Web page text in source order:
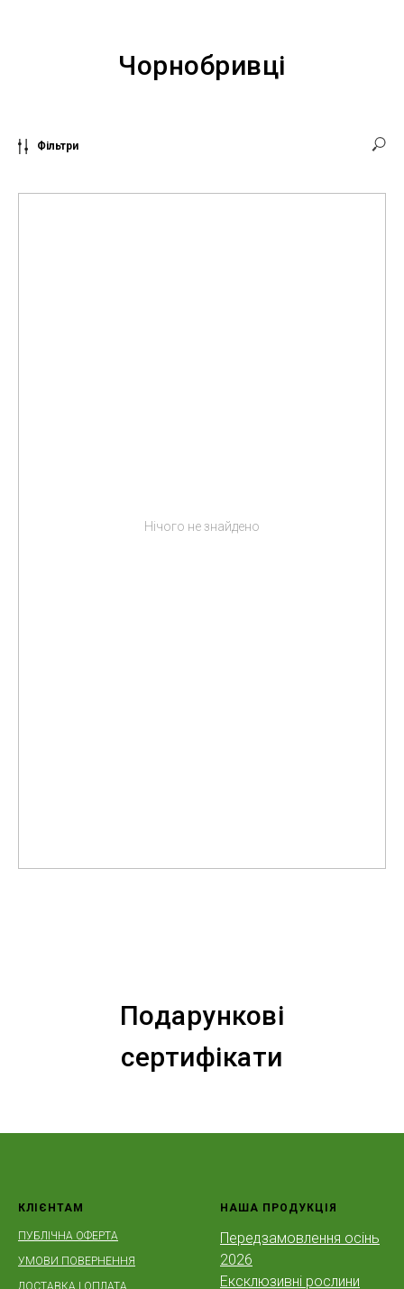
Чорнобривці
Фільтри
Нічого не знайдено
Подарункові
сертифікати
КЛІЄНТАМ
ПУБЛІЧНА ОФЕРТА
УМОВИ ПОВЕРНЕННЯ
ДОСТАВКА І ОПЛАТА
НАША ПРОДУКЦІЯ
Передзамовлення осінь
2026
Ексклюзивні рослини